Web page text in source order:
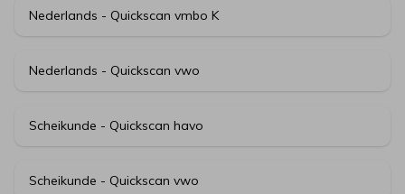
Nederlands - Quickscan vmbo K
Nederlands - Quickscan vwo
Scheikunde - Quickscan havo
Scheikunde - Quickscan vwo